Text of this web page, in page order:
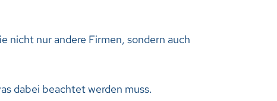
nicht nur andere Firmen, sondern auch
dabei beachtet werden muss.